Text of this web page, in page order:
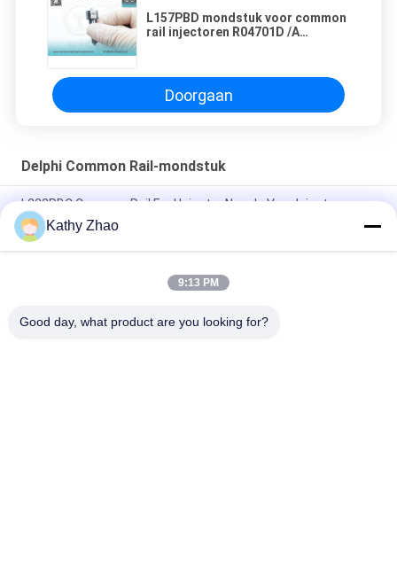
L157PBD mondstuk voor common
rail injectoren R04701D /A
Doorgaan
Delphi Common Rail-mondstuk
L233PBC Common Rail Fuel Injector Nozzle Voor Injector
BEBE4C09102
L481PRH Common Rail Injector Nozzle Voor Injector 28384645
Kathy Zhao
9:13 PM
Good day, what product are you looking for?